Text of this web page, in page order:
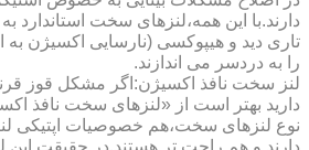
دارند.با این همه،لنزهای سخت استاندارد
تاری دید و هیپوکسی (نارسایی اکسیژن
را به دردسر می اندازند.
لنز سخت نافذ اکسیژن:اگر مشکل قوز
دارید بهتر است از «لنزهای سخت نافذ
نوع لنزهای سخت،هم خصوصیات اپتیکی
دارند و هم راحت تر هستند.در حقیقت این